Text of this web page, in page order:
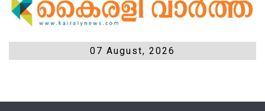
07 August, 2026